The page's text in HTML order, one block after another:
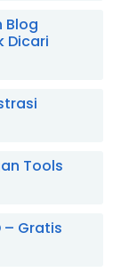
Blog
Dicari
Tools
– Gratis